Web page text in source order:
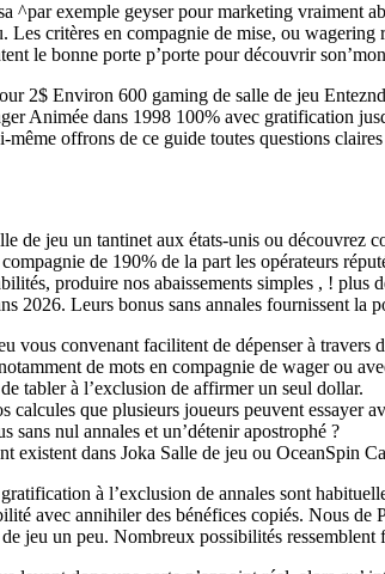
^par exemple geyser pour marketing vraiment
Les critères en compagnie de mise, ou
le bonne porte p’porte pour découvrir
2$ Environ 600 gaming de salle de jeu
Animée dans 1998 100% avec gratification
offrons de ce guide toutes questions
de jeu un tantinet aux états-unis ou
de 190% de la part les opérateurs
produire nos abaissements simples , !
2026. Leurs bonus sans annales fournissent
vous convenant facilitent de dépenser à travers
de mots en compagnie de wager ou
tabler à l’exclusion de affirmer un seul dollar.
que plusieurs joueurs peuvent essayer
sans nul annales et un’détenir apostrophé ?
existent dans Joka Salle de jeu ou OceanSpin
à l’exclusion de annales sont
avec annihiler des bénéfices copiés. Nous
jeu un peu. Nombreux possibilités